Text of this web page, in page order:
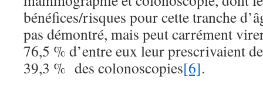
bénéfices/risques pour cette tranche
pas démontré, mais peut carrément
76,5 % d’entre eux leur prescrivaient
39,3 % des colonoscopies[6].